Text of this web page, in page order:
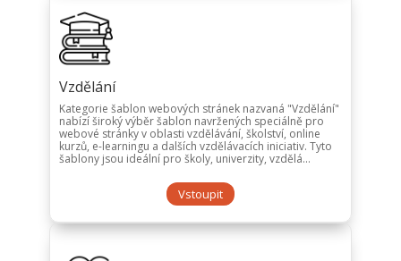
Vzdělání
Kategorie šablon webových stránek nazvaná "Vzdělání"
nabízí široký výběr šablon navržených speciálně pro
webové stránky v oblasti vzdělávání, školství, online
kurzů, e-learningu a dalších vzdělávacích iniciativ. Tyto
šablony jsou ideální pro školy, univerzity, vzdělá...
Vstoupit